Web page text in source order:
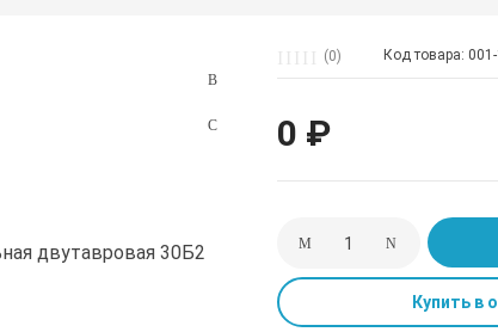
(0) Код товара:
0 ₽
Купить в